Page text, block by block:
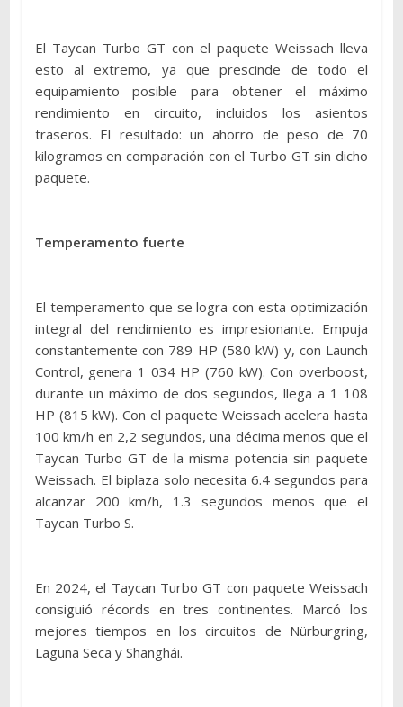
El Taycan Turbo GT con el paquete Weissach lleva
esto al extremo, ya que prescinde de todo el
equipamiento posible para obtener el máximo
rendimiento en circuito, incluidos los asientos
traseros. El resultado: un ahorro de peso de 70
kilogramos en comparación con el Turbo GT sin dicho
paquete.
Temperamento fuerte
El temperamento que se logra con esta optimización
integral del rendimiento es impresionante. Empuja
constantemente con 789 HP (580 kW) y, con Launch
Control, genera 1 034 HP (760 kW). Con overboost,
durante un máximo de dos segundos, llega a 1 108
HP (815 kW). Con el paquete Weissach acelera hasta
100 km/h en 2,2 segundos, una décima menos que el
Taycan Turbo GT de la misma potencia sin paquete
Weissach. El biplaza solo necesita 6.4 segundos para
alcanzar 200 km/h, 1.3 segundos menos que el
Taycan Turbo S.
En 2024, el Taycan Turbo GT con paquete Weissach
consiguió récords en tres continentes. Marcó los
mejores tiempos en los circuitos de Nürburgring,
Laguna Seca y Shanghái.